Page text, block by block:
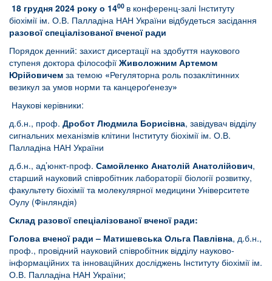
18 грудня 2024 року о 1400 в конференц-залі Інституту
біохімії ім. О.В. Палладіна НАН України відбудеться засідання
разової спеціалізованої вченої ради
Порядок денний: захист дисертації на здобуття наукового
ступеня доктора філософії Живоложним Артемом
Юрійовичем за темою «Регуляторна роль позаклітинних
везикул за умов норми та канцероґенезу»
Наукові керівники:
д.б.н., проф. Дробот Людмила Борисівна, завідувач відділу
сигнальних механізмів клітини Інституту біохімії ім. О.В.
Палладіна НАН України
д.б.н., ад’юнкт-проф. Самойленко Анатолій Анатолійович,
старший науковий співробітник лабораторії біології розвитку,
факультету біохімії та молекулярної медицини Університете
Оулу (Фінляндія)
Склад разової спеціалізованої вченої ради:
Голова вченої ради – Матишевська Ольга Павлівна, д.б.н.,
проф., провідний науковий співробітник відділу науково-
інформаційних та інноваційних досліджень Інституту біохімії ім.
О.В. Палладіна НАН України;